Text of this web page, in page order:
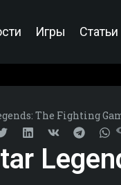
Игры Статьи
The Fighting